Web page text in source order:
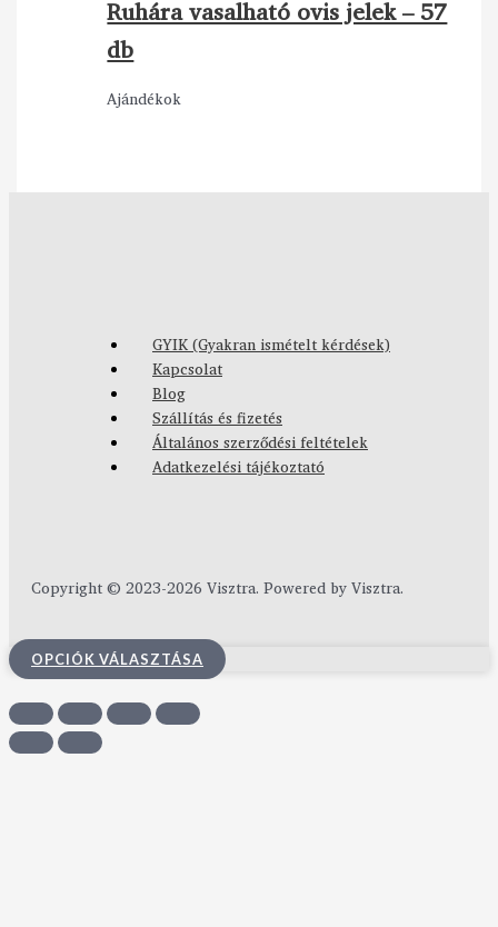
Ruhára vasalható ovis jelek – 57
db
Ajándékok
GYIK (Gyakran ismételt kérdések)
Kapcsolat
Blog
Szállítás és fizetés
Általános szerződési feltételek
Adatkezelési tájékoztató
Copyright © 2023-2026 Visztra. Powered by Visztra.
OPCIÓK VÁLASZTÁSA